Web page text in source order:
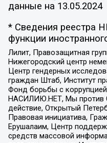
данные на 13.05.2024
* Сведения реестра
функции
Лилит, Правозащитная
Нижегородский центр
Центр гендерных
граждан Штаб, Институт
Фонд борьбы с
НАСИЛИЮ.НЕТ, Мы против
действие, Открытый
Правовая инициатива,
Ерушалаим, Центр
средств массовой